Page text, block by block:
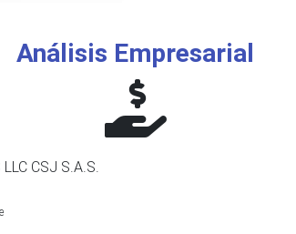
Análisis Empresarial
LLC CSJ S.A.S.